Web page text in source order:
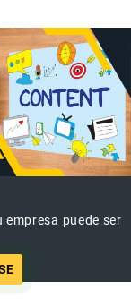
puede ser